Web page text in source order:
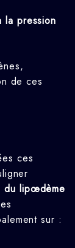
la pression
de ces
ces
du lipœdème
sur :